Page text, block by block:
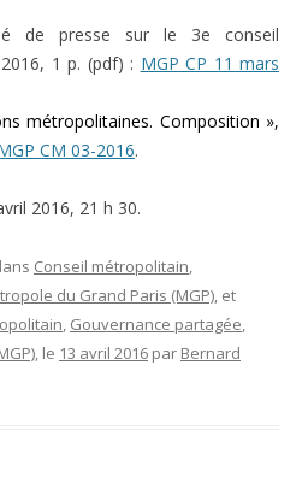
de presse sur le 3e conseil
1 p. (pdf) : MGP CP 11 mars
métropolitaines. Composition »,
CM 03-2016.
2016, 21 h 30.
Conseil métropolitain,
du Grand Paris (MGP), et
, Gouvernance partagée,
, le 13 avril 2016 par Bernard